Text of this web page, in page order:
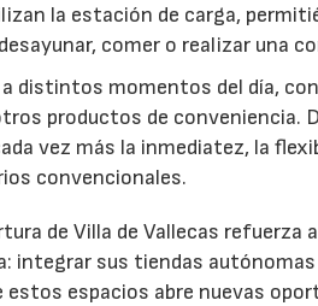
la estación de carga,
comer o realizar una
distintos momentos del día,
productos de conveniencia.
vez más la inmediatez, la
convencionales.
de Villa de Vallecas refuerza
integrar sus tiendas
espacios abre nuevas